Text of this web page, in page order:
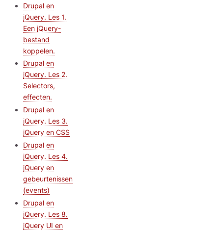
Drupal en
jQuery. Les 1.
Een jQuery-
bestand
koppelen.
Drupal en
jQuery. Les 2.
Selectors,
effecten.
Drupal en
jQuery. Les 3.
jQuery en CSS
Drupal en
jQuery. Les 4.
jQuery en
gebeurtenissen
(events)
Drupal en
jQuery. Les 8.
jQuery UI en